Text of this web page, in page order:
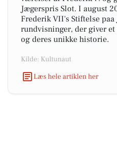
Jægerspris Slot. I august
Frederik VII's Stiftelse
rundvisninger, der giver
og deres unikke historie.
Kilde: Kultunaut
Læs hele artiklen her